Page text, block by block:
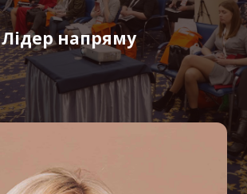
Лідер напряму